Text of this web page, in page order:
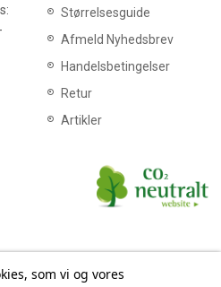
Størrelsesguide
Afmeld Nyhedsbrev
Handelsbetingelser
Retur
Artikler
som vi og vores